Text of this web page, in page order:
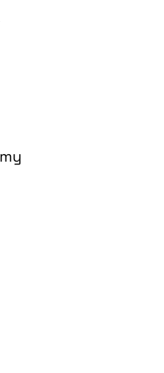
und Kraftstoffe"